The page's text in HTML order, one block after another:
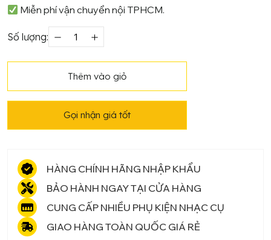
Miễn phí vận chuyển nội TPHCM.
Số lượng:
Piano
Roland
1000
số
lượng
Thêm vào giỏ
Gọi nhận giá tốt
HÀNG CHÍNH HÃNG NHẬP KHẨU
BẢO HÀNH NGAY TẠI CỬA HÀNG
CUNG CẤP NHIỀU PHỤ KIỆN NHẠC CỤ
GIAO HÀNG TOÀN QUỐC GIÁ RẺ